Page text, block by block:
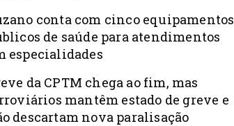
conta com cinco equipamentos
de saúde para atendimentos
especialidades
da CPTM chega ao fim, mas
mantêm estado de greve e
descartam nova paralisação